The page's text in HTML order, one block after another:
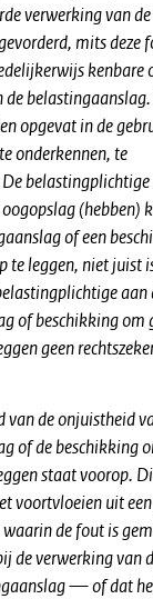
verwerking van
mits deze
kenbare
opgevat in de
onderkennen, te
(hebben)
of een
te leggen, niet juist
aan
of beschikking om
geen
van de onjuistheid
of de beschikking
staat voorop.
voortvloeien uit
waarin de fout is
de verwerking van
— of dat